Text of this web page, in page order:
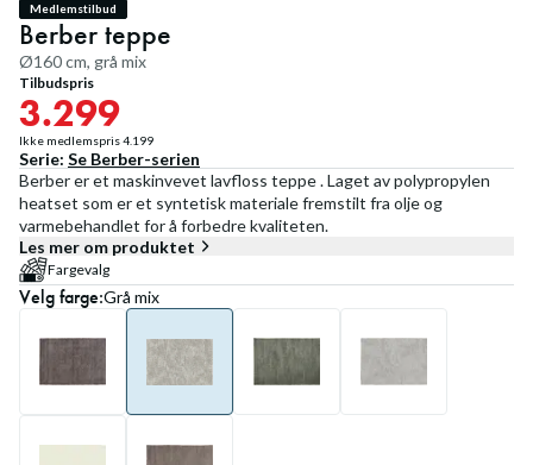
Medlemstilbud
Berber teppe
Ø160 cm, grå mix
Tilbudspris
3.299
Ikke medlemspris4.199
Serie: Se Berber-serien
Berber er et maskinvevet lavfloss teppe . Laget av polypropylen
heatset som er et syntetisk materiale fremstilt fra olje og
varmebehandlet for å forbedre kvaliteten.
Les mer om produktet
Fargevalg
Velgfarge:Grå mix